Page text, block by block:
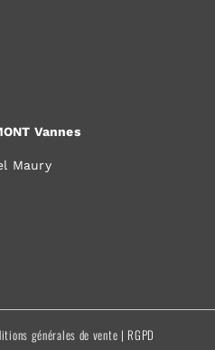
Vannes
Maury
générales de vente | RGPD